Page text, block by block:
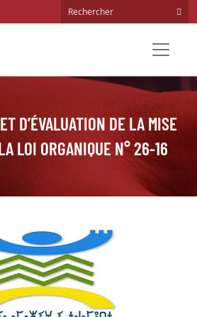
D’ÉVALUATION DE LA MISE
LOI ORGANIQUE N° 26-16